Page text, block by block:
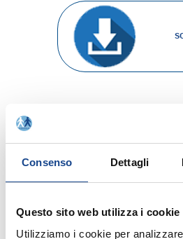
Consenso Dettagli
Questo sito web utilizza i cookie
Utilizziamo i cookie per
Requisiti tecnici e